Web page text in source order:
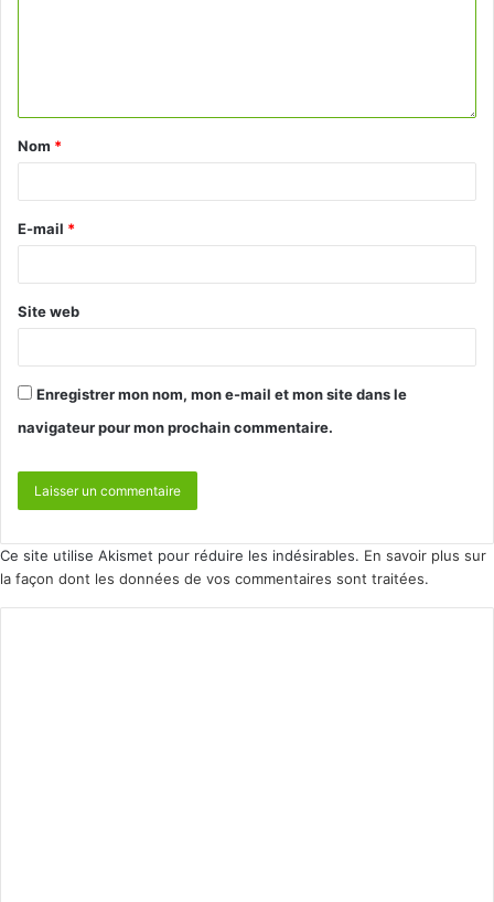
Nom *
E-mail *
Site web
Enregistrer mon nom, mon e-mail et mon site dans le
navigateur pour mon prochain commentaire.
Ce site utilise Akismet pour réduire les indésirables. En savoir plus sur
la façon dont les données de vos commentaires sont traitées.